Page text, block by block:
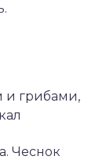
Чеснок